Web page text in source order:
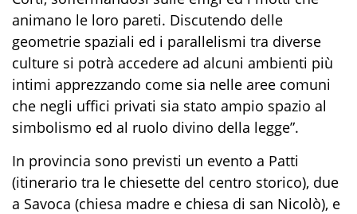
animano le loro pareti. Discutendo delle
geometrie spaziali ed i parallelismi tra diverse
culture si potrà accedere ad alcuni ambienti più
intimi apprezzando come sia nelle aree comuni
che negli uffici privati sia stato ampio spazio al
simbolismo ed al ruolo divino della legge”.
In provincia sono previsti un evento a Patti
(itinerario tra le chiesette del centro storico), due
a Savoca (chiesa madre e chiesa di san Nicolò), e